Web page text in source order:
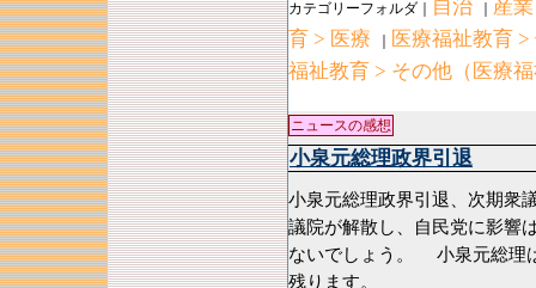
カテゴリーフォルダ｜ 自治
産
育 > 医療
医療福祉教育 >
福祉教育 > その他（医療
ニュースの感想
小泉元総理政界引退
小泉元総理政界引退、次期
議院が解散し、自民党に影響
ないでしょう。 小泉元総理
残ります。